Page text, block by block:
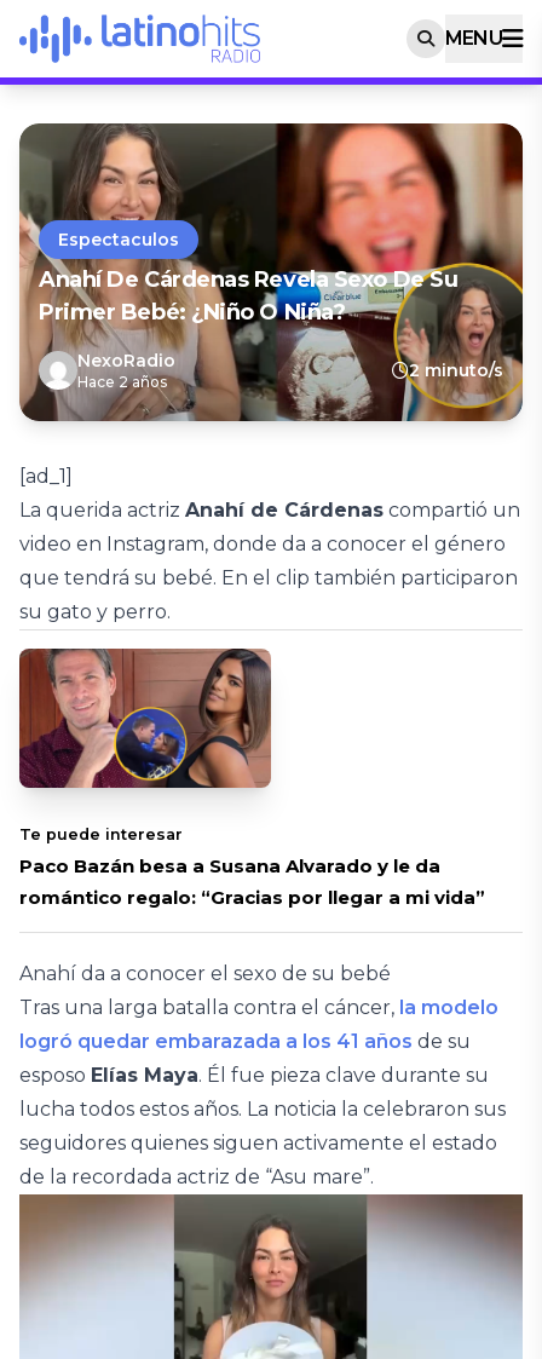
MENU
Espectaculos
Anahí De Cárdenas Revela Sexo De Su
Primer Bebé: ¿niño O Niña?
NexoRadio
Hace 2 años
2 minuto/s
[ad_1]
La querida actriz Anahí de Cárdenas compartió un
video en Instagram, donde da a conocer el género
que tendrá su bebé. En el clip también participaron
su gato y perro.
Te puede interesar
Paco Bazán besa a Susana Alvarado y le da
romántico regalo: “Gracias por llegar a mi vida”
Anahí da a conocer el sexo de su bebé
Tras una larga batalla contra el cáncer, la modelo
logró quedar embarazada a los 41 años de su
esposo Elías Maya. Él fue pieza clave durante su
lucha todos estos años. La noticia la celebraron sus
seguidores quienes siguen activamente el estado
de la recordada actriz de “Asu mare”.